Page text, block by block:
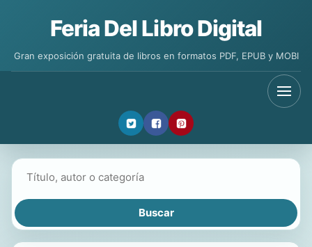
Feria Del Libro Digital
Gran exposición gratuita de libros en formatos PDF, EPUB y MOBI